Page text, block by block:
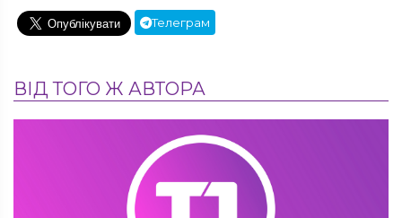
Телеграм
ВІД ТОГО Ж АВТОРА